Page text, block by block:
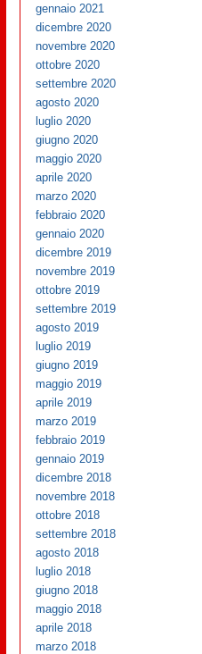
gennaio 2021
dicembre 2020
novembre 2020
ottobre 2020
settembre 2020
agosto 2020
luglio 2020
giugno 2020
maggio 2020
aprile 2020
marzo 2020
febbraio 2020
gennaio 2020
dicembre 2019
novembre 2019
ottobre 2019
settembre 2019
agosto 2019
luglio 2019
giugno 2019
maggio 2019
aprile 2019
marzo 2019
febbraio 2019
gennaio 2019
dicembre 2018
novembre 2018
ottobre 2018
settembre 2018
agosto 2018
luglio 2018
giugno 2018
maggio 2018
aprile 2018
marzo 2018